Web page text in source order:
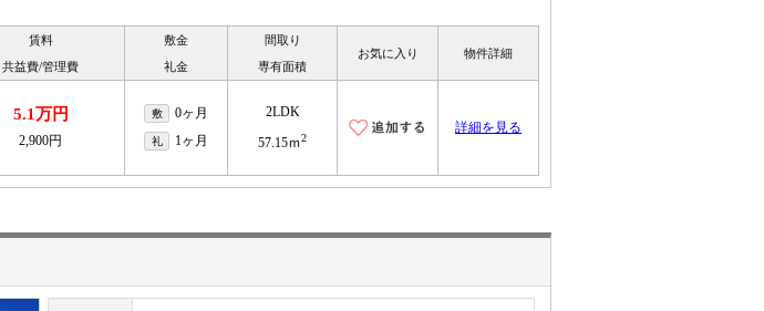
賃料
共益費/管理費
敷金
礼金
間取り
専有面積
お気に入り 物件詳細
5.1万円
2,900円
敷 0ヶ月
礼 1ヶ月
2LDK
57.15ｍ2
詳細を見る